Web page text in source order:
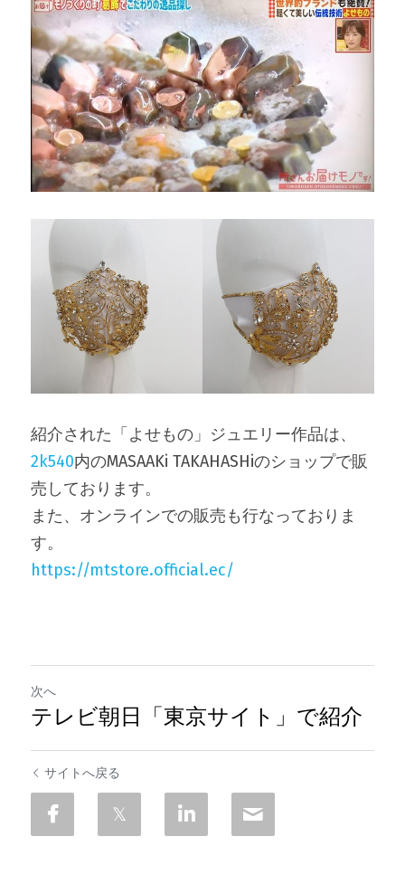
紹介された「よせもの」ジュエリー作品は、
2k540内のMASAAKi TAKAHASHiのショップで販
売しております。
また、オンラインでの販売も行なっておりま
す。
https://mtstore.official.ec/
次へ
テレビ朝日「東京サイト」で紹介
サイトへ戻る